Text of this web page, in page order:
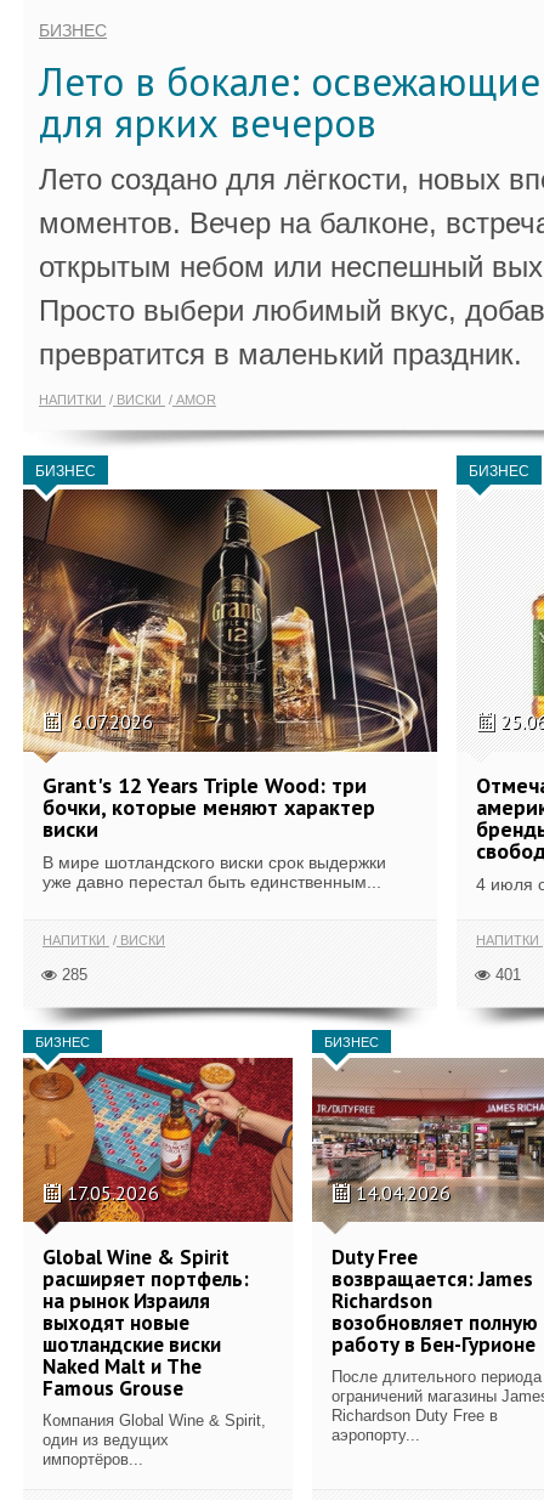
БИЗНЕС
Лето в бокале:
для ярких вечеров
Лето создано для лёгкости, новых
моментов. Вечер на балконе,
открытым небом или неспешный
Просто выбери любимый вкус,
превратится в маленький праздник.
НАПИТКИ ВИСКИ AMOR
БИЗНЕС
6.07.2026
Grant's 12 Years Triple Wood: три
бочки, которые меняют характер
виски
В мире шотландского виски срок выдержки
уже давно перестал быть единственным...
НАПИТКИ ВИСКИ
285
БИЗНЕС
4 июля
НАПИТКИ
401
БИЗНЕС
17.05.2026
Global Wine & Spirit
расширяет портфель:
на рынок Израиля
выходят новые
шотландские виски
Naked Malt и The
Famous Grouse
Компания Global Wine & Spirit,
один из ведущих
импортёров...
БИЗНЕС
14.04.2026
Duty Free
возвращается: James
Richardson
возобновляет полную
работу в Бен-Гурионе
После длительного периода
ограничений магазины
Richardson Duty Free в
аэропорту...